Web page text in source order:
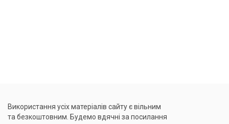
Використання усіх матеріалів сайту є вільним
та безкоштовним. Будемо вдячні за посилання